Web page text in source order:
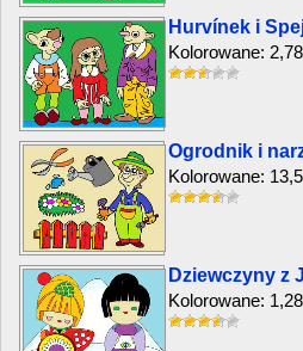
Hurvínek i
Kolorowane:
Ogrodnik i
Kolorowane:
Dziewczyny z
Kolorowane: